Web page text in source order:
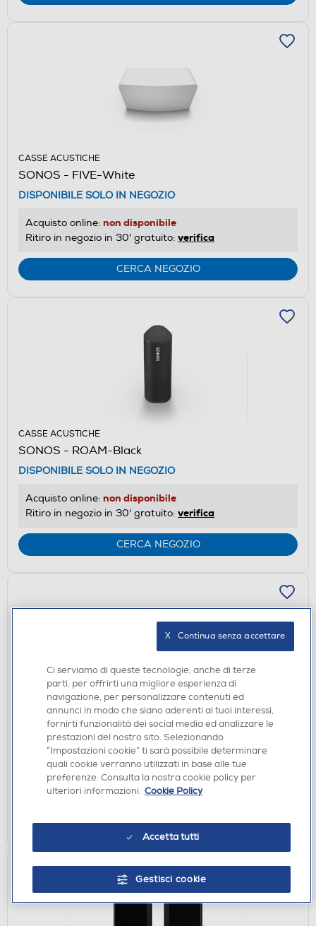
CASSE ACUSTICHE
SONOS - FIVE-White
DISPONIBILE SOLO IN NEGOZIO
Acquisto online: non disponibile
Ritiro in negozio in 30' gratuito: verifica
CERCA NEGOZIO
CASSE ACUSTICHE
SONOS - ROAM-Black
DISPONIBILE SOLO IN NEGOZIO
Acquisto online: non disponibile
Ritiro in negozio in 30' gratuito: verifica
CERCA NEGOZIO
SOUNDBAR E HOME THEATRE
SONOS - Soundbar ARC ULTRA-White
DISPONIBILE SOLO IN NEGOZIO
Acquisto online:non disponibile
Ritiro in negozio in 30' gratuito:verifica
Ci serviamo di queste tecnologie, anche di terze
parti, per offrirti una migliore esperienza di
navigazione, per personalizzare contenuti ed
annunci in modo che siano aderenti ai tuoi interessi,
fornirti funzionalità dei social media ed analizzare le
prestazioni del nostro sito. Selezionando
“Impostazioni cookie” ti sarà possibile determinare
quali cookie verranno utilizzati in base alle tue
preferenze. Consulta la nostra cookie policy per
ulteriori informazioni. Cookie Policy
Accetta tutti
Gestisci cookie
X   Continua senza accettare